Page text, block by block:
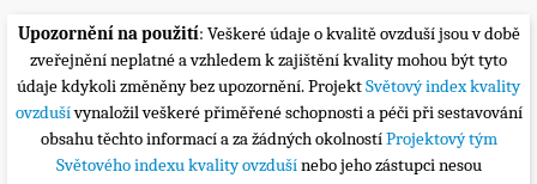
Upozornění na použití: Veškeré údaje o kvalitě ovzduší jsou v době
zveřejnění neplatné a vzhledem k zajištění kvality mohou být tyto
údaje kdykoli změněny bez upozornění. ProjektSvětový index kvality
ovzdušívynaložil veškeré přiměřené schopnosti a péči při sestavování
obsahu těchto informací a za žádných okolnostíProjektový tým
Světového indexu kvality ovzdušínebo jeho zástupci nesou